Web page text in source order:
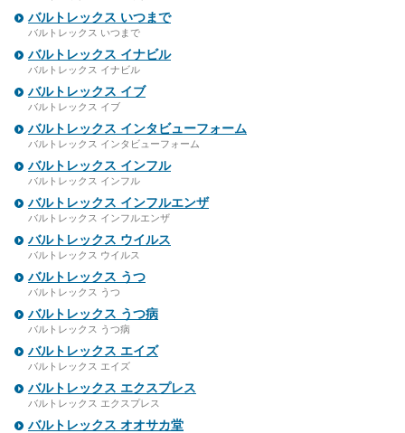
バルトレックス いつまで
バルトレックス いつまで
バルトレックス イナビル
バルトレックス イナビル
バルトレックス イブ
バルトレックス イブ
バルトレックス インタビューフォーム
バルトレックス インタビューフォーム
バルトレックス インフル
バルトレックス インフル
バルトレックス インフルエンザ
バルトレックス インフルエンザ
バルトレックス ウイルス
バルトレックス ウイルス
バルトレックス うつ
バルトレックス うつ
バルトレックス うつ病
バルトレックス うつ病
バルトレックス エイズ
バルトレックス エイズ
バルトレックス エクスプレス
バルトレックス エクスプレス
バルトレックス オオサカ堂